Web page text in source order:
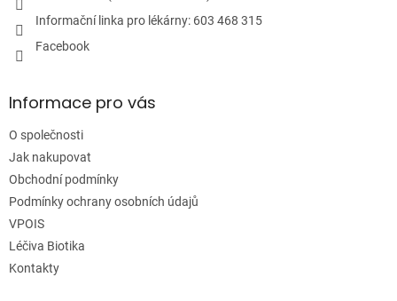
i
s
Informační linka pro lékárny: 603 468 315
Facebook
Informace pro vás
O společnosti
Jak nakupovat
Obchodní podmínky
Podmínky ochrany osobních údajů
VPOIS
Léčiva Biotika
Kontakty